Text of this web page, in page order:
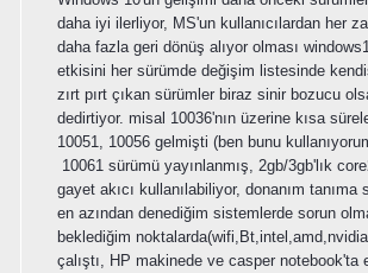
daha iyi ilerliyor, MS'un kullanıcılardan her
daha fazla geri dönüş alıyor olması
etkisini her sürümde değişim listesinde
zırt pırt çıkan sürümler biraz sinir bozucu
dedirtiyor. misal 10036'nın üzerine kısa
10051, 10056 gelmişti (ben bunu
10061 sürümü yayınlanmış, 2gb/3gb'lık
gayet akıcı kullanılabiliyor, donanım tanıma
en azından denediğim sistemlerde sorun
beklediğim
çalıştı, HP makinede ve casper notebook'ta